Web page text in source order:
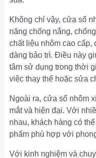
Không chỉ vậy, cửa sổ
năng chống nắng,
chất liệu nhôm cao cấp,
dàng bảo trì. Điều này
tâm sử dụng trong thời
việc thay thế hoặc sửa
Ngoài ra, cửa sổ nhôm
mắt và hiện đại. Với
nhau, khách hàng có
phẩm phù hợp với
Với kinh nghiệm và